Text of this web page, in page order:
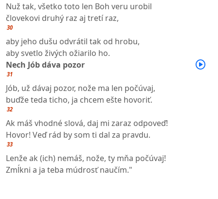
Nuž tak, všetko toto len Boh veru urobil
človekovi druhý raz aj tretí raz,
30
aby jeho dušu odvrátil tak od hrobu,
aby svetlo živých ožiarilo ho.
Nech Jób dáva pozor
31
Jób, už dávaj pozor, nože ma len počúvaj,
buďže teda ticho, ja chcem ešte hovoriť.
32
Ak máš vhodné slová, daj mi zaraz odpoveď!
Hovor! Veď rád by som ti dal za pravdu.
33
Lenže ak (ich) nemáš, nože, ty mňa počúvaj!
Zmĺkni a ja teba múdrosť naučím."